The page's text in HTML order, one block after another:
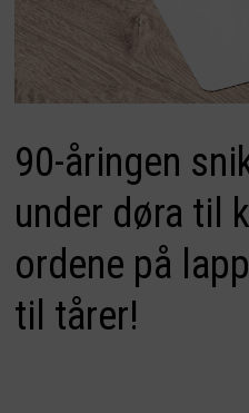
90-åringen
under døra til
ordene på
til tårer!